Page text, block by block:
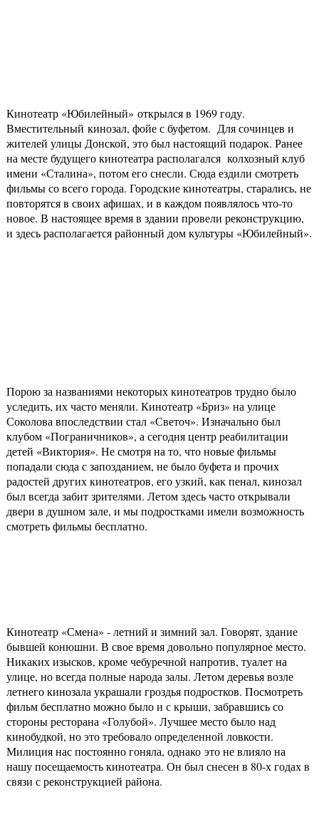
Кинотеатр «Юбилейный» открылся в 1969 году.
Вместительный кинозал, фойе с буфетом. Для сочинцев и
жителей улицы Донской, это был настоящий подарок. Ранее
на месте будущего кинотеатра располагался колхозный клуб
имени «Сталина», потом его снесли. Сюда ездили смотреть
фильмы со всего города. Городские кинотеатры, старались, не
повторятся в своих афишах, и в каждом появлялось что-то
новое. В настоящее время в здании провели реконструкцию,
и здесь располагается районный дом культуры «Юбилейный».
Порою за названиями некоторых кинотеатров трудно было
уследить, их часто меняли. Кинотеатр «Бриз» на улице
Соколова впоследствии стал «Светоч». Изначально был
клубом «Пограничников», а сегодня центр реабилитации
детей «Виктория». Не смотря на то, что новые фильмы
попадали сюда с запозданием, не было буфета и прочих
радостей других кинотеатров, его узкий, как пенал, кинозал
был всегда забит зрителями. Летом здесь часто открывали
двери в душном зале, и мы подростками имели возможность
смотреть фильмы бесплатно.
Кинотеатр «Смена» - летний и зимний зал. Говорят, здание
бывшей конюшни. В свое время довольно популярное место.
Никаких изысков, кроме чебуречной напротив, туалет на
улице, но всегда полные народа залы. Летом деревья возле
летнего кинозала украшали гроздья подростков. Посмотреть
фильм бесплатно можно было и с крыши, забравшись со
стороны ресторана «Голубой». Лучшее место было над
кинобудкой, но это требовало определенной ловкости.
Милиция нас постоянно гоняла, однако это не влияло на
нашу посещаемость кинотеатра. Он был снесен в 80-х годах в
связи с реконструкцией района.